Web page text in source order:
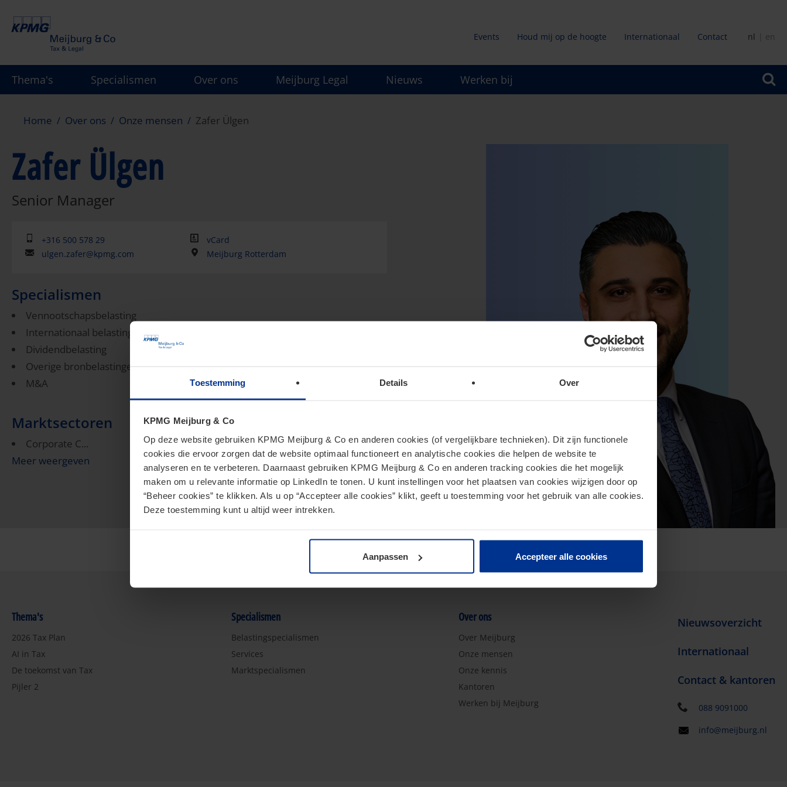
Toestemming Details Over
KPMG Meijburg & Co
Op deze website gebruiken KPMG Meijburg & Co en anderen cookies (of vergelijkbare technieken). Dit zijn functionele
cookies die ervoor zorgen dat de website optimaal functioneert en analytische cookies die helpen de website te
analyseren en te verbeteren. Daarnaast gebruiken KPMG Meijburg & Co en anderen tracking cookies die het mogelijk
maken om u relevante informatie op LinkedIn te tonen. U kunt instellingen voor het plaatsen van cookies wijzigen door op
“Beheer cookies” te klikken. Als u op “Accepteer alle cookies” klikt, geeft u toestemming voor het gebruik van alle cookies.
Deze toestemming kunt u altijd weer intrekken.
Aanpassen Accepteer alle cookies
gaan
Secundair
menu
Events Houd mij op de hoogte Internationaal Contact nl en
Thema's Specialismen Over ons Meijburg Legal Nieuws Werken bij
Home Over ons Onze mensen Zafer Ülgen
Zafer Ülgen
Senior Manager
+316 500 578 29
vCard
ulgen.zafer@kpmg.com
Meijburg Rotterdam
Specialismen
Vennootschapsbelasting
Internationaal belastingrecht
Dividendbelasting
Overige bronbelastingen
M&A
Marktsectoren
Corporate C...
Meer weergeven
Thema's
2026 Tax Plan
AI in Tax
De toekomst van Tax
Pijler 2
Specialismen
Belastingspecialismen
Services
Marktspecialismen
Over ons
Over Meijburg
Onze mensen
Onze kennis
Kantoren
Werken bij Meijburg
Nieuwsoverzicht
Internationaal
Contact & kantoren
088 9091000
info@meijburg.nl